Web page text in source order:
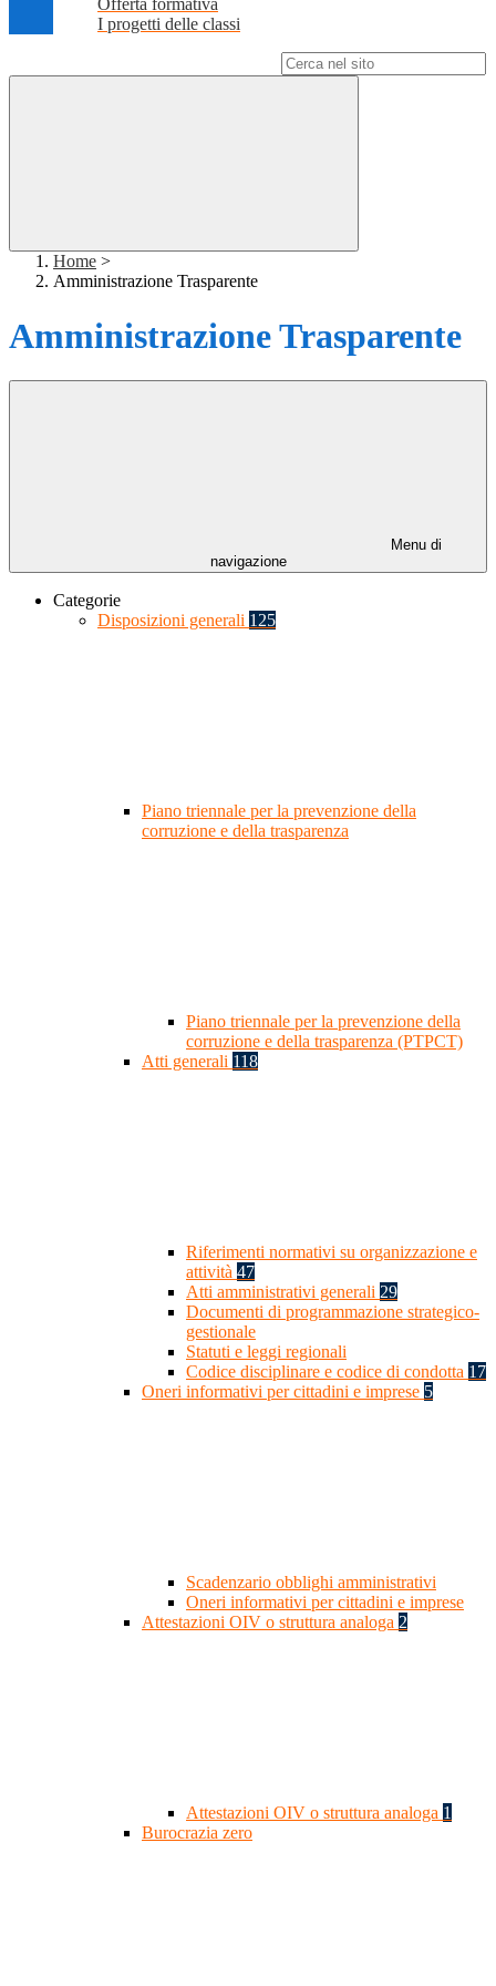
Offerta formativa
I progetti delle classi
Home >
Amministrazione Trasparente
Amministrazione Trasparente
Menu di
navigazione
Categorie
Disposizioni generali 125
Piano triennale per la prevenzione della
corruzione e della trasparenza
Piano triennale per la prevenzione della
corruzione e della trasparenza (PTPCT)
Atti generali 118
Riferimenti normativi su organizzazione e
attività 47
Atti amministrativi generali 29
Documenti di programmazione strategico-
gestionale
Statuti e leggi regionali
Codice disciplinare e codice di condotta 17
Oneri informativi per cittadini e imprese 5
Scadenzario obblighi amministrativi
Oneri informativi per cittadini e imprese
Attestazioni OIV o struttura analoga 2
Attestazioni OIV o struttura analoga 1
Burocrazia zero